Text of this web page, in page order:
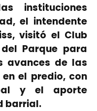
instituciones
el intendente
visitó el Club
Parque para
avances de las
el predio, con
y el aporte
barrial.